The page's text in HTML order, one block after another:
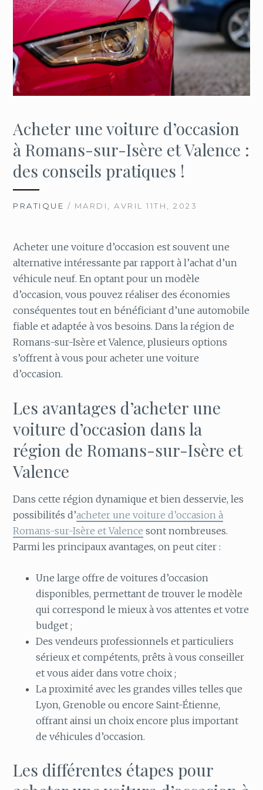
Acheter une voiture d’occasion
à Romans-sur-Isère et Valence :
des conseils pratiques !
PRATIQUE / MARDI, AVRIL 11TH, 2023
Acheter une voiture d’occasion est souvent une
alternative intéressante par rapport à l’achat d’un
véhicule neuf. En optant pour un modèle
d’occasion, vous pouvez réaliser des économies
conséquentes tout en bénéficiant d’une automobile
fiable et adaptée à vos besoins. Dans la région de
Romans-sur-Isère et Valence, plusieurs options
s’offrent à vous pour acheter une voiture
d’occasion.
Les avantages d’acheter une
voiture d’occasion dans la
région de Romans-sur-Isère et
Valence
Dans cette région dynamique et bien desservie, les
possibilités d’acheter une voiture d’occasion à
Romans-sur-Isère et Valence sont nombreuses.
Parmi les principaux avantages, on peut citer :
Une large offre de voitures d’occasion
disponibles, permettant de trouver le modèle
qui correspond le mieux à vos attentes et votre
budget ;
Des vendeurs professionnels et particuliers
sérieux et compétents, prêts à vous conseiller
et vous aider dans votre choix ;
La proximité avec les grandes villes telles que
Lyon, Grenoble ou encore Saint-Étienne,
offrant ainsi un choix encore plus important
de véhicules d’occasion.
Les différentes étapes pour